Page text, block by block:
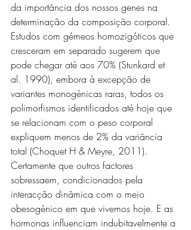
da importância dos nossos genes na
determinação da composição corporal.
Estudos com gémeos homozigóticos que
cresceram em separado sugerem que
pode chegar até aos 70% (Stunkard et
al. 1990), embora à excepção de
variantes monogénicas raras, todos os
polimorfismos identificados até hoje que
se relacionam com o peso corporal
expliquem menos de 2% da variância
total (Choquet H & Meyre, 2011).
Certamente que outros factores
sobressaem, condicionados pela
interacção dinâmica com o meio
obesogénico em que vivemos hoje. E as
hormonas influenciam indubitavelmente a